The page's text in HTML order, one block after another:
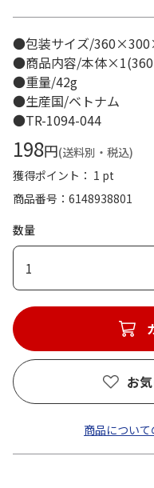
●包装サイズ/
●商品内容/本体
●重量/42g
●生産国/ベトナム
●TR-1094-044
198円(送料別・税込)
獲得ポイント： 1 pt
商品番号
6148938801
数量
1
お
商品につい